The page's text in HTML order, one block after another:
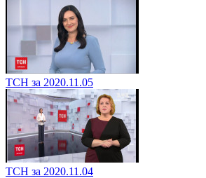
ТСН за 2020.11.05
ТСН за 2020.11.04